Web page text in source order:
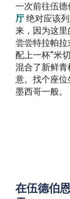
一次前往伍
厅绝对应该
来，因为这
尝尝特拉帕
配上一杯“米
混合了新鲜
意。找个座
墨西哥一般。
在伍德伯